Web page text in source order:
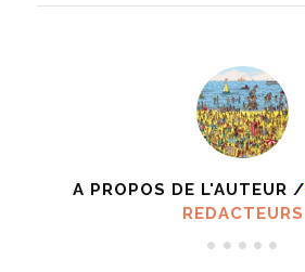
A PROPOS DE L'AUTEUR /
REDACTEURS